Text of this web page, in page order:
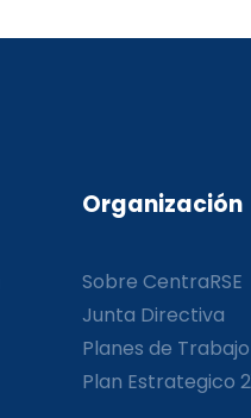
Organización
Sobre CentraRSE
Junta Directiva
Planes de Trabajo
Plan Estrategico